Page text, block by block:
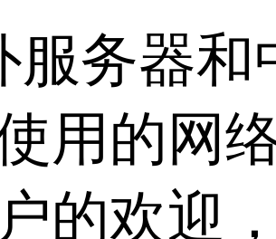
服务器和
用的网
的欢迎